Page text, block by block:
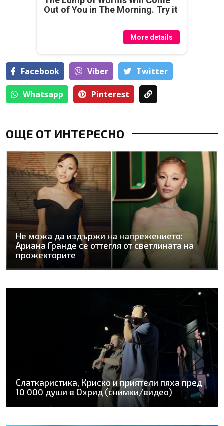
Out of You in The Morning. Try it
More details
Facebook Viber Тwitter
Whatsapp Pinterest
ОЩЕ ОТ ИНТЕРЕСНО
Не можа да издържи на напрежението:
Ариана Гранде се оттегля от светлината на
прожекторите
Слаткаристика, Криско и приятели пяха пред
10 000 души в Охрид (снимки/видео)